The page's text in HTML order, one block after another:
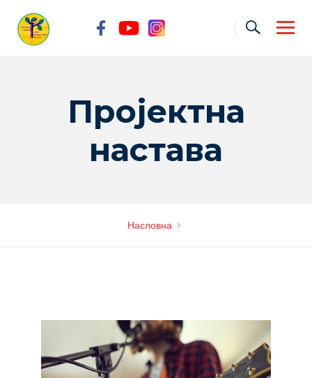
content
Пројектна
настава
Насловна